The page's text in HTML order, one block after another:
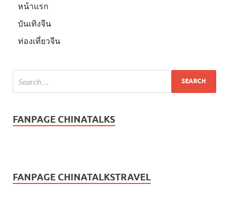
หน้าแรก
บันเทิงจีน
ท่องเที่ยวจีน
FANPAGE CHINATALKS
FANPAGE CHINATALKSTRAVEL